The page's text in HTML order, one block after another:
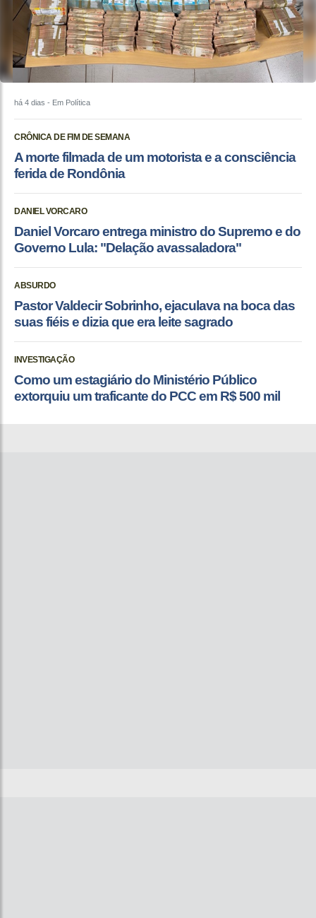
há 4 dias - Em Política
CRÔNICA DE FIM DE SEMANA
A morte filmada de um motorista e a consciência
ferida de Rondônia
DANIEL VORCARO
Daniel Vorcaro entrega ministro do Supremo e do
Governo Lula: "Delação avassaladora"
ABSURDO
Pastor Valdecir Sobrinho, ejaculava na boca das
suas fiéis e dizia que era leite sagrado
INVESTIGAÇÃO
Como um estagiário do Ministério Público
extorquiu um traficante do PCC em R$ 500 mil